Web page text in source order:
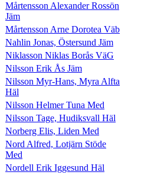
Mårtensson Alexander Rossön
Jäm
Mårtensson Arne Dorotea Väb
Nahlin Jonas, Östersund Jäm
Niklasson Niklas Borås VäG
Nilsson Erik Ås Jäm
Nilsson Myr-Hans, Myra Alfta
Häl
Nilsson Helmer Tuna Med
Nilsson Tage, Hudiksvall Häl
Norberg Elis, Liden Med
Nord Alfred, Lotjärn Stöde
Med
Nordell Erik Iggesund Häl